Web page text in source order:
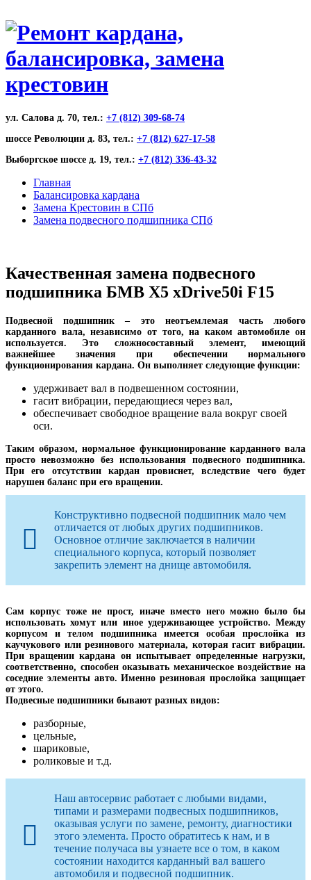
ул. Салова д. 70, тел.: +7 (812) 309-68-74
шоссе Революции д. 83, тел.: +7 (812) 627-17-58
Выборгское шоссе д. 19, тел.: +7 (812) 336-43-32
Главная
Балансировка кардана
Замена Крестовин в СПб
Замена подвесного подшипника СПб
Качественная замена подвесного
подшипника БМВ Х5 xDrive50i F15
Подвесной подшипник – это неотъемлемая часть любого
карданного вала, независимо от того, на каком автомобиле он
используется. Это сложносоставный элемент, имеющий
важнейшее значения при обеспечении нормального
функционирования кардана. Он выполняет следующие функции:
удерживает вал в подвешенном состоянии,
гасит вибрации, передающиеся через вал,
обеспечивает свободное вращение вала вокруг своей
оси.
Таким образом, нормальное функционирование карданного вала
просто невозможно без использования подвесного подшипника.
При его отсутствии кардан провиснет, вследствие чего будет
нарушен баланс при его вращении.
Конструктивно подвесной подшипник мало чем
отличается от любых других подшипников.
Основное отличие заключается в наличии
специального корпуса, который позволяет
закрепить элемент на днище автомобиля.
Сам корпус тоже не прост, иначе вместо него можно было бы
использовать хомут или иное удерживающее устройство. Между
корпусом и телом подшипника имеется особая прослойка из
каучукового или резинового материала, которая гасит вибрации.
При вращении кардана он испытывает определенные нагрузки,
соответственно, способен оказывать механическое воздействие на
соседние элементы авто. Именно резиновая прослойка защищает
от этого.
Подвесные подшипники бывают разных видов:
разборные,
цельные,
шариковые,
роликовые и т.д.
Наш автосервис работает с любыми видами,
типами и размерами подвесных подшипников,
оказывая услуги по замене, ремонту, диагностики
этого элемента. Просто обратитесь к нам, и в
течение получаса вы узнаете все о том, в каком
состоянии находится карданный вал вашего
автомобиля и подвесной подшипник.